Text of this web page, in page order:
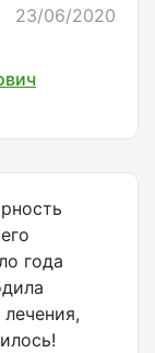
23/06/2020
года